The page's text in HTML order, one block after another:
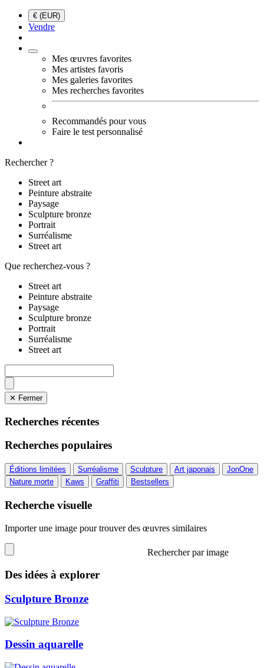
€ (EUR)
Vendre
Mes œuvres favorites
Mes artistes favoris
Mes galeries favorites
Mes recherches favorites
Recommandés pour vous
Faire le test personnalisé
Rechercher ?
Street art
Peinture abstraite
Paysage
Sculpture bronze
Portrait
Surréalisme
Street art
Que recherchez-vous ?
Street art
Peinture abstraite
Paysage
Sculpture bronze
Portrait
Surréalisme
Street art
✕ Fermer
Recherches récentes
Recherches populaires
Éditions limitées Surréalisme Sculpture Art japonais
JonOne
Nature morte
Kaws Graffiti Bestsellers
Recherche visuelle
Importer une image pour trouver des œuvres similaires
Rechercher par image
Des idées à explorer
Sculpture Bronze
Dessin aquarelle